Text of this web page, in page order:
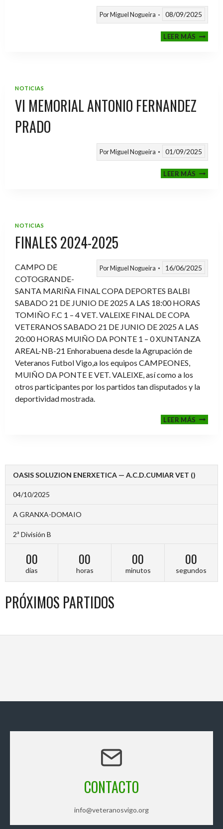
PorMiguel Nogueira 08/09/2025
LEER MÁSIII
NOTICIAS
VI MEMORIAL ANTONIO FERNANDEZ
PRADO
PorMiguel Nogueira 01/09/2025
LEER MÁSVI
NOTICIAS
FINALES 2024-2025
PorMiguel Nogueira 16/06/2025
CAMPO DE
COTOGRANDE-
SANTA MARIÑA FINAL COPA DEPORTES BALBI
SABADO 21 DE JUNIO DE 2025 A LAS 18:00 HORAS
TOMIÑO F.C 1 – 4 VET. VALEIXE FINAL DE COPA
VETERANOS SABADO 21 DE JUNIO DE 2025 A LAS
20:00 HORAS MUIÑO DA PONTE 1 – 0 XUNTANZA
AREAL-NB-21 Enhorabuena desde la Agrupación de
Veteranos Futbol Vigo,a los equipos CAMPEONES,
MUIÑO DA PONTE E VET. VALEIXE, así como a los
otros participantes por los partidos tan disputados y la
deportividad mostrada.
LEER MÁS
2024-
OASIS SOLUZION ENERXETICA — A.C.D.CUMIAR VET ()
04/10/2025
A GRANXA-DOMAIO
2ª División B
00
días
00
horas
00
minutos
00
segundos
PRÓXIMOS PARTIDOS
CONTACTO
info@veteranosvigo.org